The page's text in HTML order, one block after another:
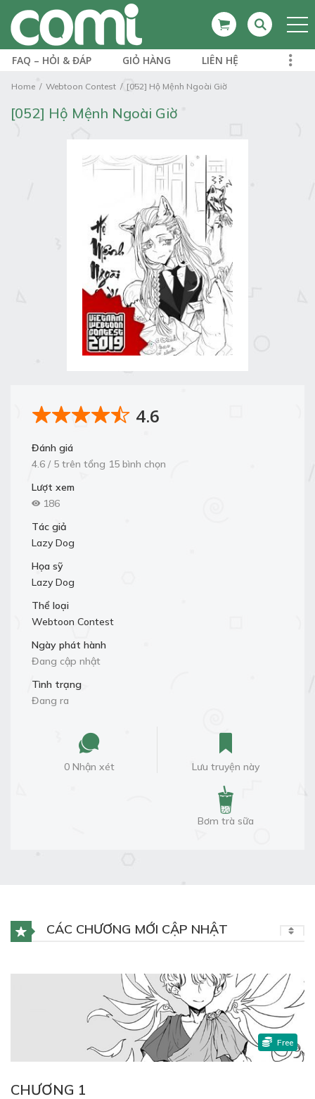
FAQ – HỎI & ĐÁP GIỎ HÀNG LIÊN HỆ
Home Webtoon Contest [052] Hộ Mệnh Ngoài Giờ
[052] Hộ Mệnh Ngoài Giờ
4.6
Đánh giá
4.6 / 5 trên tổng 15 bình chọn
Lượt xem
186
Tác giả
Lazy Dog
Họa sỹ
Lazy Dog
Thể loại
Webtoon Contest
Ngày phát hành
Đang cập nhật
Tình trạng
Đang ra
0 Nhận xét Lưu truyện này
Bơm trà sữa
CÁC CHƯƠNG MỚI CẬP NHẬT
CHƯƠNG 1
Free